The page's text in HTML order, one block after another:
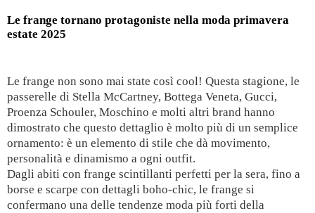
Le frange tornano protagoniste nella moda primavera
estate 2025
Le frange non sono mai state così cool! Questa stagione, le
passerelle di Stella McCartney, Bottega Veneta, Gucci,
Proenza Schouler, Moschino e molti altri brand hanno
dimostrato che questo dettaglio è molto più di un semplice
ornamento: è un elemento di stile che dà movimento,
personalità e dinamismo a ogni outfit.
Dagli abiti con frange scintillanti perfetti per la sera, fino a
borse e scarpe con dettagli boho-chic, le frange si
confermano una delle tendenze moda più forti della